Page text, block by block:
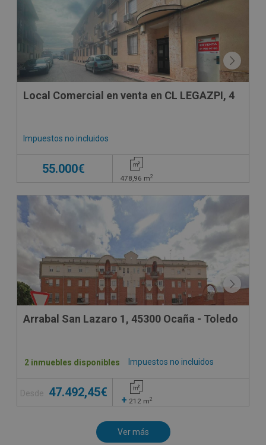
Local Comercial en venta en CL LEGAZPI, 4
Impuestos no incluidos
55.000€
478,96 m2
Arrabal San Lazaro 1, 45300 Ocaña - Toledo
Impuestos no incluidos
2 inmuebles disponibles
Desde 47.492,45€
+ 212 m2